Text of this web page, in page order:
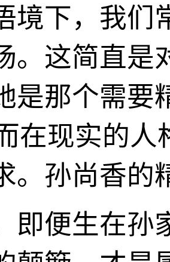
境下，我们
。这简直是
是那个需要
在现实的人
。孙尚香的
即便生在孙